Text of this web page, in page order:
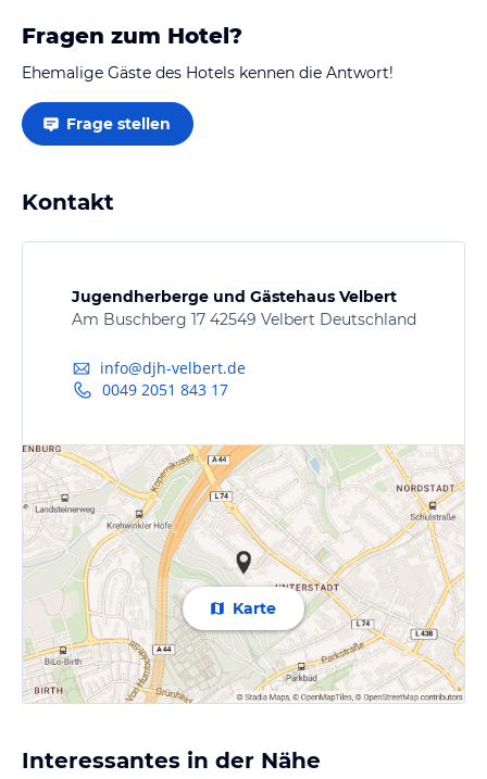
Fragen zum Hotel?
Ehemalige Gäste des Hotels kennen die Antwort!
Frage stellen
Kontakt
Jugendherberge und Gästehaus Velbert
Am Buschberg 17 42549 Velbert Deutschland
info@djh-velbert.de
0049 2051 843 17
Karte
Interessantes in der Nähe